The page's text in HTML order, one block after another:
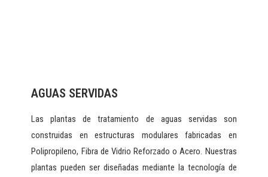
AGUAS SERVIDAS
Las plantas de tratamiento de aguas servidas son
construidas en estructuras modulares fabricadas en
Polipropileno, Fibra de Vidrio Reforzado o Acero. Nuestras
plantas pueden ser diseñadas mediante la tecnología de